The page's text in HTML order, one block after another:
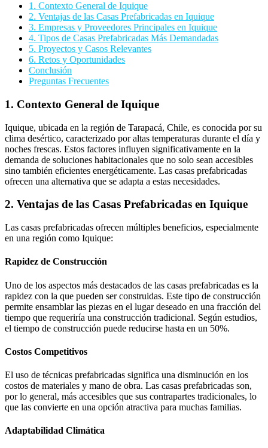
1. Contexto General de Iquique
2. Ventajas de las Casas Prefabricadas en Iquique
3. Empresas y Proveedores Principales en Iquique
4. Tipos de Casas Prefabricadas Más Demandadas
5. Proyectos y Casos Relevantes
6. Retos y Oportunidades
Conclusión
Preguntas Frecuentes
1. Contexto General de Iquique
Iquique, ubicada en la región de Tarapacá, Chile, es conocida por su
clima desértico, caracterizado por altas temperaturas durante el día y
noches frescas. Estos factores influyen significativamente en la
demanda de soluciones habitacionales que no solo sean accesibles
sino también eficientes energéticamente. Las casas prefabricadas
ofrecen una alternativa que se adapta a estas necesidades.
2. Ventajas de las Casas Prefabricadas en Iquique
Las casas prefabricadas ofrecen múltiples beneficios, especialmente
en una región como Iquique:
Rapidez de Construcción
Uno de los aspectos más destacados de las casas prefabricadas es la
rapidez con la que pueden ser construidas. Este tipo de construcción
permite ensamblar las piezas en el lugar deseado en una fracción del
tiempo que requeriría una construcción tradicional. Según estudios,
el tiempo de construcción puede reducirse hasta en un 50%.
Costos Competitivos
El uso de técnicas prefabricadas significa una disminución en los
costos de materiales y mano de obra. Las casas prefabricadas son,
por lo general, más accesibles que sus contrapartes tradicionales, lo
que las convierte en una opción atractiva para muchas familias.
Adaptabilidad Climática